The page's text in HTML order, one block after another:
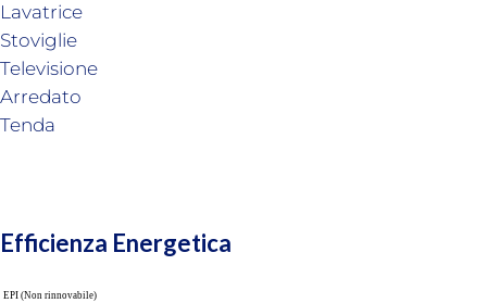
Lavatrice
Stoviglie
Televisione
Arredato
Tenda
Efficienza Energetica
EPI (Non rinnovabile)